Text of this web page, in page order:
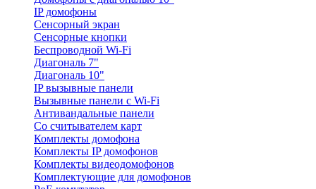
IP домофоны
Сенсорный экран
Сенсорные кнопки
Беспроводной Wi-Fi
Диагональ 7"
Диагональ 10"
IP вызывные панели
Вызывные панели с Wi-Fi
Антивандальные панели
Со считывателем карт
Комплекты домофона
Комплекты IP домофонов
Комплекты видеодомофонов
Комплектующие для домофонов